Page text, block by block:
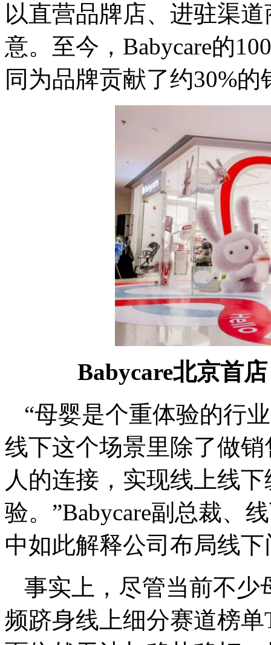
以直营品牌店、进驻渠
意。至今，Babycare的
同为品牌贡献了约30%的
Babycare北京首
“母婴是个重体验的行
线下这个场景里除了做
人的连接，实现线上线
验。”Babycare副总裁、
中如此解释公司布局线
事实上，尽管当前不少
频跻身线上细分赛道榜